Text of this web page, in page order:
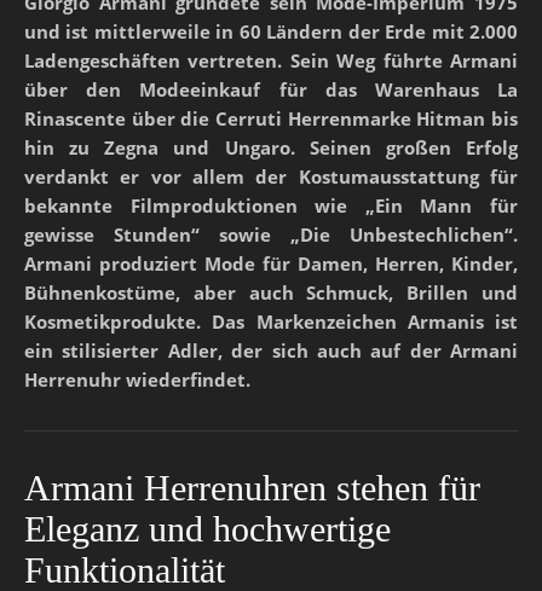
und ist mittlerweile in 60 Ländern der Erde mit 2.000
Ladengeschäften vertreten. Sein Weg führte Armani
über den Modeeinkauf für das Warenhaus La
Rinascente über die Cerruti Herrenmarke Hitman bis
hin zu Zegna und Ungaro. Seinen großen Erfolg
verdankt er vor allem der Kostumausstattung für
bekannte Filmproduktionen wie „Ein Mann für
gewisse Stunden“ sowie „Die Unbestechlichen“.
Armani produziert Mode für Damen, Herren, Kinder,
Bühnenkostüme, aber auch Schmuck, Brillen und
Kosmetikprodukte. Das Markenzeichen Armanis ist
ein stilisierter Adler, der sich auch auf der Armani
Herrenuhr wiederfindet.
Armani Herrenuhren stehen für
Eleganz und hochwertige
Funktionalität